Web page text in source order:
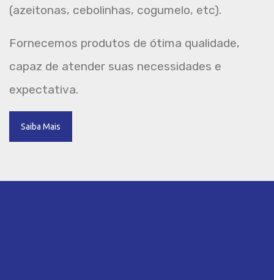
(azeitonas, cebolinhas, cogumelo, etc).
Fornecemos produtos de ótima qualidade,
capaz de atender suas necessidades e
expectativa.
Saiba Mais